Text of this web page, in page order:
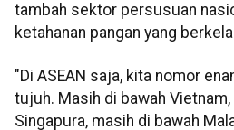
tambah sektor persusuan
ketahanan pangan yang
"Di ASEAN saja, kita nomor
tujuh. Masih di bawah
Singapura, masih di bawah